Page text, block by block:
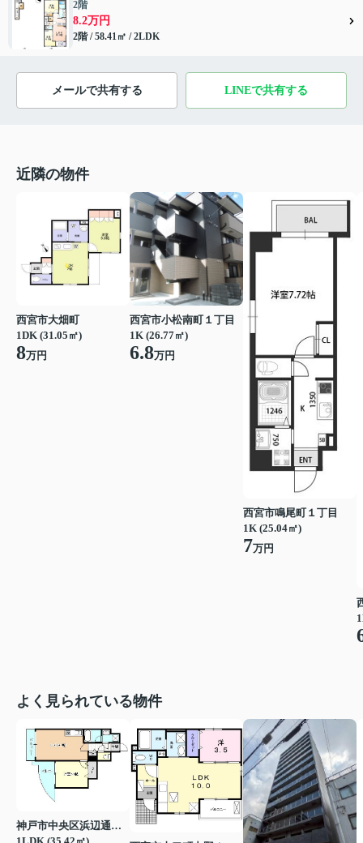
2階
8.2万円
2階 / 58.41㎡ / 2LDK
メールで共有する LINEで共有する
近隣の物件
西宮市大畑町
1DK (31.05㎡)
8万円
西宮市小松南町１丁目
1K (26.77㎡)
6.8万円
西宮市鳴尾町１丁目
1K (25.04㎡)
7万円
よく見られている物件
神戸市中央区浜辺通３丁目